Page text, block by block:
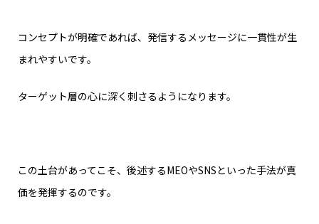
コンセプトが明確であれば、発信するメッセージに一貫性が生
まれやすいです。
ターゲット層の心に深く刺さるようになります。
この土台があってこそ、後述するMEOやSNSといった手法が真
価を発揮するのです。